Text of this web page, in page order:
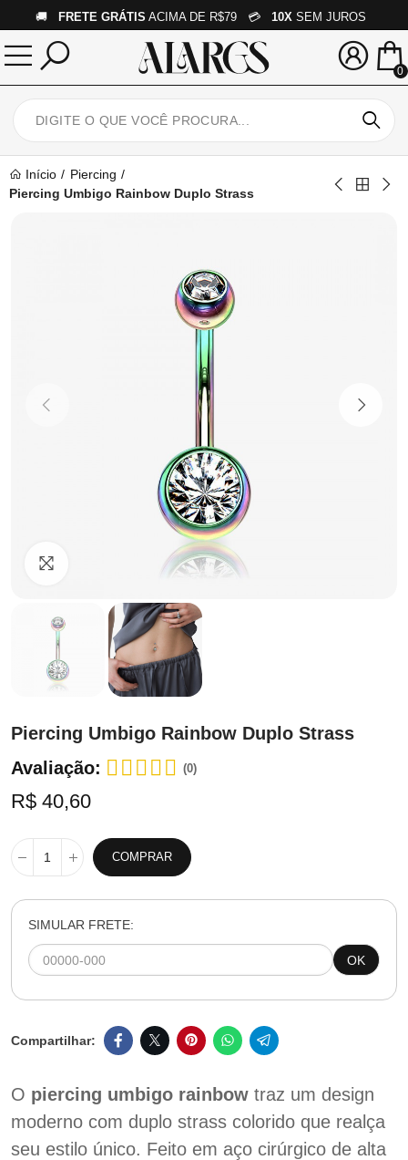
🚚 FRETE GRÁTIS ACIMA DE R$79 💳 10X SEM JUROS
0
Início
Piercing
Piercing Umbigo Rainbow Duplo Strass
Clique para ampliar
Piercing Umbigo Rainbow Duplo Strass
Avaliação:
(0)
R$ 40,60
COMPRAR
SIMULAR FRETE:
OK
O piercing umbigo rainbow traz um design
moderno com duplo strass colorido que realça
seu estilo único. Feito em aço cirúrgico de alta